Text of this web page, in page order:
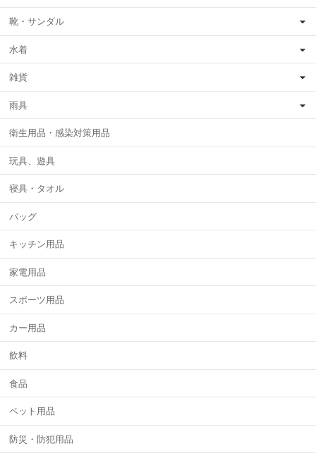
靴・サンダル
水着
雑貨
雨具
衛生用品・感染対策用品
玩具、遊具
寝具・タオル
バッグ
キッチン用品
家電用品
スポーツ用品
カー用品
飲料
食品
ペット用品
防災・防犯用品